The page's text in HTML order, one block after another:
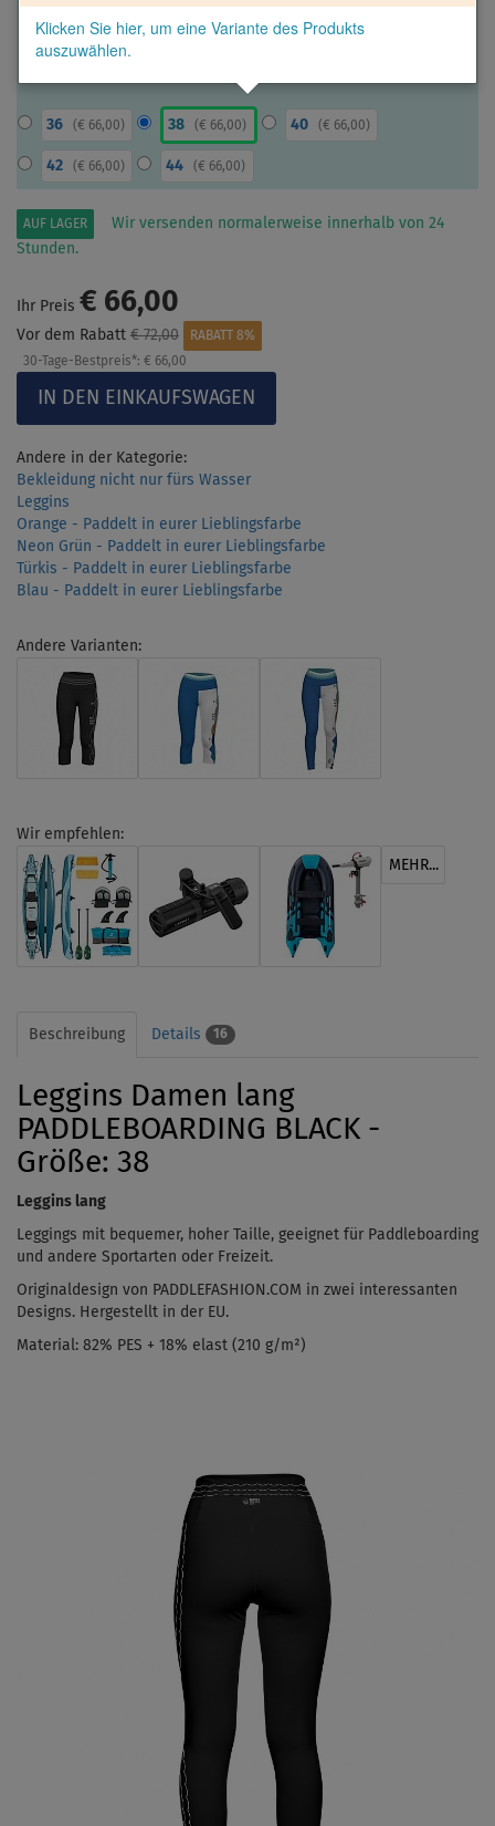
Klicken Sie hier, um eine Variante des Produkts
auszuwählen.
36 ( € 66,00) 38 (€ 66,00) 40 ( € 66,00)
42 ( € 66,00) 44 (€ 66,00)
AUF LAGER
Wir versenden normalerweise innerhalb von 24
Stunden.
Ihr Preis € 66,00
Vor dem Rabatt € 72,00
RABATT 8%
30-Tage-Bestpreis*: € 66,00
Andere in der Kategorie:
Bekleidung nicht nur fürs Wasser
Leggins
Orange - Paddelt in eurer Lieblingsfarbe
Neon Grün - Paddelt in eurer Lieblingsfarbe
Türkis - Paddelt in eurer Lieblingsfarbe
Blau - Paddelt in eurer Lieblingsfarbe
Andere Varianten:
Wir empfehlen:
MEHR...
Beschreibung Details 16
Leggins Damen lang
PADDLEBOARDING BLACK -
Größe: 38
Leggins lang
Leggings mit bequemer, hoher Taille, geeignet für Paddleboarding
und andere Sportarten oder Freizeit.
Originaldesign von PADDLEFASHION.COM in zwei interessanten
Designs. Hergestellt in der EU.
Material: 82% PES + 18% elast (210 g/m²)